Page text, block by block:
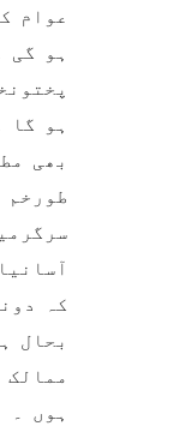
عوام
ہو گی
ہو گا
بھی
کہ
بحال
ہوں ۔